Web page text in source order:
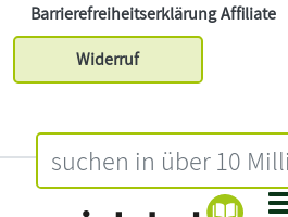
BarrierefreiheitserklärungAffiliate
Widerruf